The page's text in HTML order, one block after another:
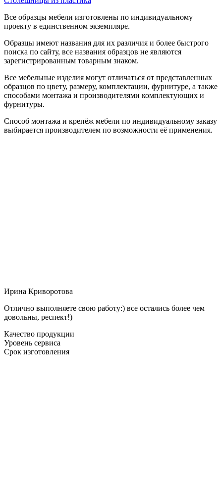
Все образцы мебели изготовлены по индивидуальному
проекту в единственном экземпляре.
Образцы имеют названия для их различия и более быстрого
поиска по сайту, все названия образцов не являются
зарегистрированным товарным знаком.
Все мебельные изделия могут отличаться от представленных
образцов по цвету, размеру, комплектации, фурнитуре, а также
способами монтажа и производителями комплектующих и
фурнитуры.
Способ монтажа и крепёж мебели по индивидуальному заказу
выбирается производителем по возможности её применения.
Ирина Криворотова
Отлично выполняете свою работу:) все остались более чем
довольны, респект!)
Качество продукции
Уровень сервиса
Срок изготовления